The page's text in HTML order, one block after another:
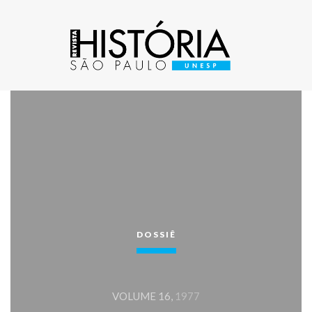
DOSSIÊ
VOLUME 16, 1977